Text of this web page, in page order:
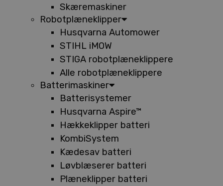
Skæremaskiner
Robotplæneklipper
Husqvarna Automower
STIHL iMOW
STIGA robotplæneklippere
Alle robotplæneklippere
Batterimaskiner
Batterisystemer
Husqvarna Aspire™
Hækkeklipper batteri
KombiSystem
Kædesav batteri
Løvblæserer batteri
Plæneklipper batteri